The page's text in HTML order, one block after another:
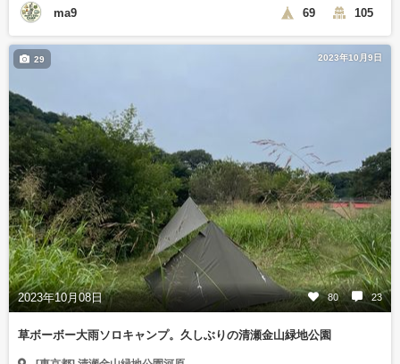
ma9 69 105
2023年10月9日
2023年10月08日 80 23
29
草ボーボー大雨ソロキャンプ。久しぶりの清瀬金山緑地公園